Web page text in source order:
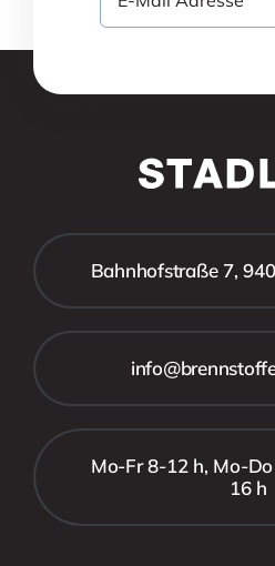
Bahnhofstraße 7,
Mo-Fr 8-12 h, Mo-
16 h